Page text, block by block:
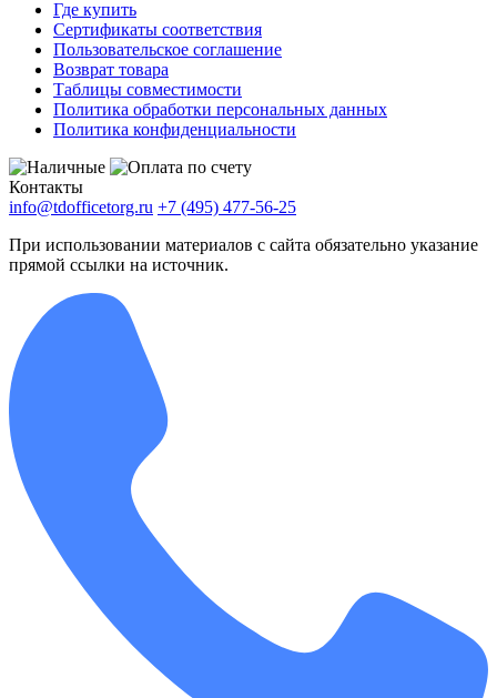
Где купить
Сертификаты соответствия
Пользовательское соглашение
Возврат товара
Таблицы совместимости
Политика обработки персональных данных
Политика конфиденциальности
Контакты
info@tdofficetorg.ru +7 (495) 477-56-25
При использовании материалов с сайта обязательно указание
прямой ссылки на источник.